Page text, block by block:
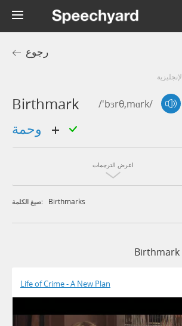
رجوع
Birthmark /'bɜrθ,mɑrk/
اعرض الترجمات
صيغ الكلمة: Birthmarks
Life of Crime - A New Plan